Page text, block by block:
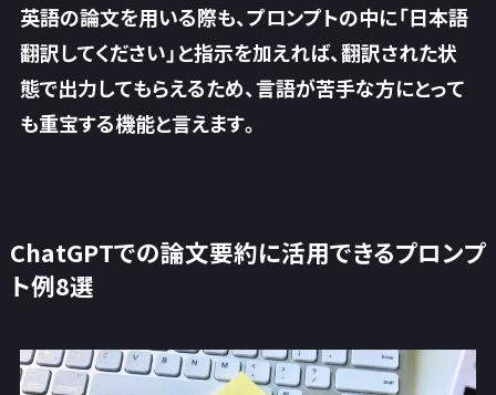
英語の論文を用いる際も、プロンプトの中に「日本語
翻訳してください」と指示を加えれば、翻訳された状
態で出力してもらえるため、言語が苦手な方にとって
も重宝する機能と言えます。
ChatGPTでの論文要約に活用できるプロンプ
ト例8選